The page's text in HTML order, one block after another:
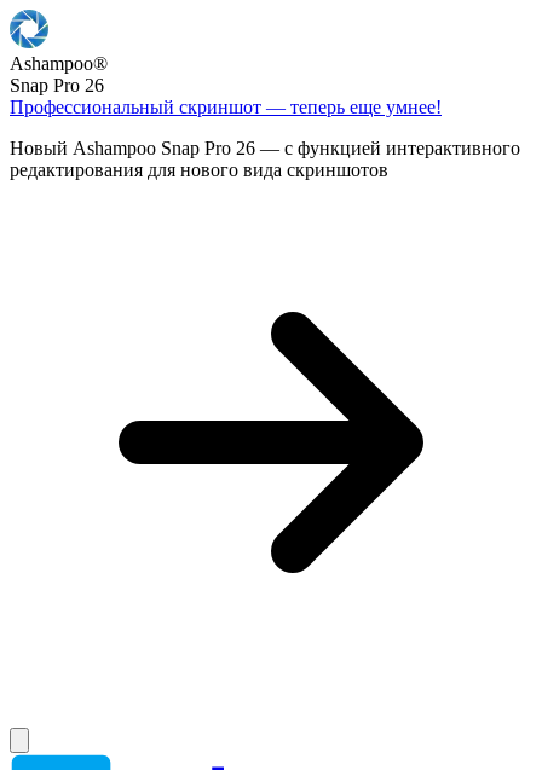
Ashampoo®
Snap Pro 26
Профессиональный скриншот — теперь еще умнее!
Новый Ashampoo Snap Pro 26 — с функцией интерактивного
редактирования для нового вида скриншотов